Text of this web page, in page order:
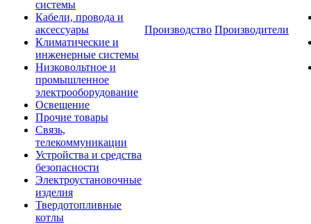
системы
Кабели, провода и
аксессуары
Климатические и
инженерные системы
Низковольтное и
промышленное
электрооборудование
Освещение
Прочие товары
Связь,
телекоммуникации
Устройства и средства
безопасности
Электроустановочные
изделия
Твердотопливные
котлы
Производство Производители